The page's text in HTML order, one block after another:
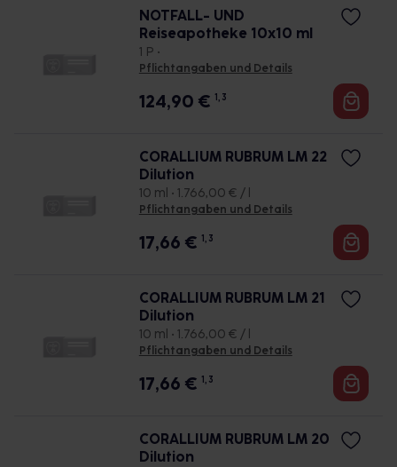
NOTFALL- UND
Reiseapotheke 10x10 ml
1 P •
Pflichtangaben und Details
124,90 € 1, 3
CORALLIUM RUBRUM LM 22
Dilution
10 ml • 1.766,00 € / l
Pflichtangaben und Details
17,66 € 1, 3
CORALLIUM RUBRUM LM 21
Dilution
10 ml • 1.766,00 € / l
Pflichtangaben und Details
17,66 € 1, 3
CORALLIUM RUBRUM LM 20
Dilution